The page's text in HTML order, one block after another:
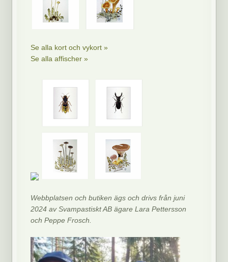
Se alla kort och vykort »
Se alla affischer »
Webbplatsen och butiken ägs och drivs från juni
2024 av Svampastiskt AB ägare Lara Pettersson
och Peppe Frosch.